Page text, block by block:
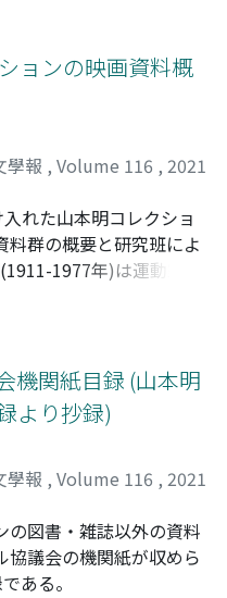
邦夫の脚本を, 「主人公
主軸にして作品の「魂」
へ置き忘れてしまってい
この言葉を伊藤にとって
と読む。伊藤が, まず紙
1952年, 書籍化は1953
続けたことの意味を,
, いわゆる「傾向映画」
した。その結果, 時代劇
て「現在」の政治・社会
て, サンフランシスコ講
に重ね合わせたと読み解
向映画」のセルフリメイ
度も乗り越え, 自らの作
的に示してもいる, 『下
ることも指摘しつつ, 主
を現代に重ね合わせると
主主義の勝利の象徴と
を視覚的に表現すること
はないかと推論した。ま
の勝利という単純化さ
中心にいた。映画のテー
合い, 製作協力券の購入
加した。この映画の脚本
が, もう一つ別のストー
した小冊子「映画「祇園
・裏表紙が深い赤色の
と呼んでいた。この
から温めつづけた映画
。京町衆が自治に目覚
害に対抗して祇園会を
。その民衆のエネルギー
政百周年記念事業にふ
藤大輔は映画「祇園祭」
画は伊藤大輔の意図と
赤本」は, 幻に終わった
唯一の資料である。この
彩館および京都文化博物
されている。しかし, 未
に, 「赤本」を伊藤大輔
どの情報を注記しながら
輔の思考の軌跡を確認
ョンの映画資料概
學報 , Volume 116 , 2021
リオカ, ヒロシ
れた山本明コレクショ
料群の概要と研究班によ
1977年)は運動家と
大阪映画サークル協議
収集・保存にも注力し
熱心なコレクターであっ
サークル運動に関する
明コレクションの映画資
画サークル協議会の運
画サークル同士の連携組
映画会社・映画館のポス
多岐にわたる。人文研に
し, 研究利用のための詳
, 写真撮影によるデジタ
機関紙目録 (山本明
より抄録)
學報 , Volume 116 , 2021
の図書・雑誌以外の資料
協議会の機関紙が収めら
ある。